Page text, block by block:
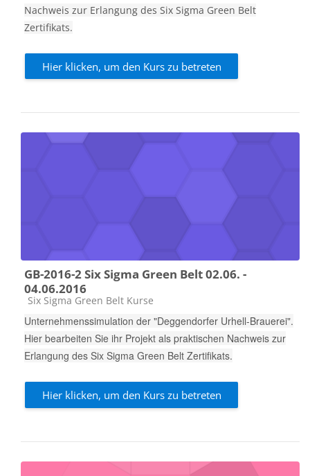
Nachweis zur Erlangung des Six Sigma Green Belt
Zertifikats.
Hier klicken, um den Kurs zu betreten
GB-2016-2 Six Sigma Green Belt 02.06. -
04.06.2016
Kursbereich
Six Sigma Green Belt Kurse
Unternehmenssimulation der "Deggendorfer Urhell-Brauerei".
Hier bearbeiten Sie ihr Projekt als praktischen Nachweis zur
Erlangung des Six Sigma Green Belt Zertifikats.
Hier klicken, um den Kurs zu betreten